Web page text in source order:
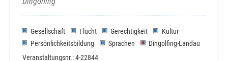
Gesellschaft Flucht Gerechtigkeit
Kultur
Persönlichkeitsbildung
Sprachen
Dingolfing-Landau
Veranstaltungsnr.: 4-22844